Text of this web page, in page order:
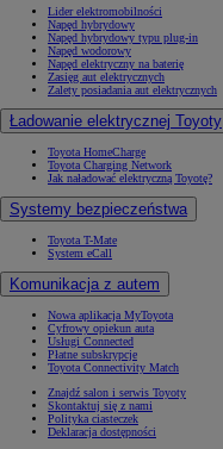
Lider elektromobilności
Napęd hybrydowy
Napęd hybrydowy typu plug-in
Napęd wodorowy
Napęd elektryczny na baterię
Zasięg aut elektrycznych
Zalety posiadania aut elektrycznych
Ładowanie elektrycznej Toyoty
Toyota HomeCharge
Toyota Charging Network
Jak naładować elektryczną Toyotę?
Systemy bezpieczeństwa
Toyota T-Mate
System eCall
Komunikacja z autem
Nowa aplikacja MyToyota
Cyfrowy opiekun auta
Usługi Connected
Płatne subskrypcje
Toyota Connectivity Match
Znajdź salon i serwis Toyoty
Skontaktuj się z nami
Polityka ciasteczek
Deklaracja dostępności